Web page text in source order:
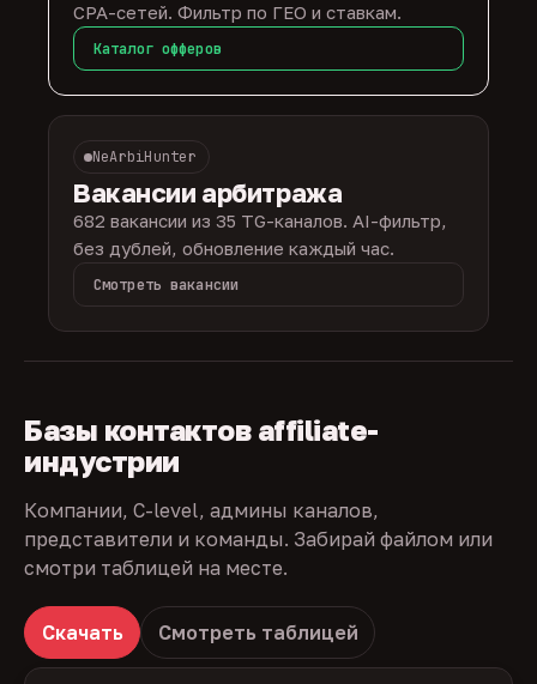
CPA-сетей. Фильтр по ГЕО и ставкам.
Каталог офферов
NeArbiHunter
Вакансии арбитража
682 вакансии из 35 TG-каналов. AI-фильтр,
без дублей, обновление каждый час.
Смотреть вакансии
Базы контактов affiliate-
индустрии
Компании, C-level, админы каналов,
представители и команды. Забирай файлом или
смотри таблицей на месте.
Скачать Смотреть таблицей